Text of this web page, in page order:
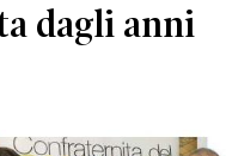
dagli anni